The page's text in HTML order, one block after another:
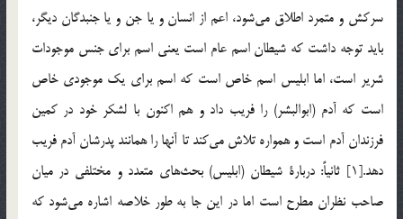
سركش و متمرد اطلاق مي‎شود، اعم از انسان و يا جن و يا جنبدگان ديگر،
بايد توجه داشت كه شيطان اسم عام است يعني اسم براي جنس موجودات
شرير است، اما ابليس اسم خاص است كه اسم براي يك موجودي خاص
است كه آدم (ابوالبشر) را فريب داد و هم اكنون با لشكر خود در كمين
فرزندان آدم است و همواره تلاش مي‎كند تا آنها را همانند پدرشان آدم فريب
دهد.[1] ثانياً: دربارة شيطان (ابليس) بحث‎هاي متعدد و مختلفي در ميان
صاحب نظران مطرح است اما در اين جا به طور خلاصه اشاره مي‎شود كه